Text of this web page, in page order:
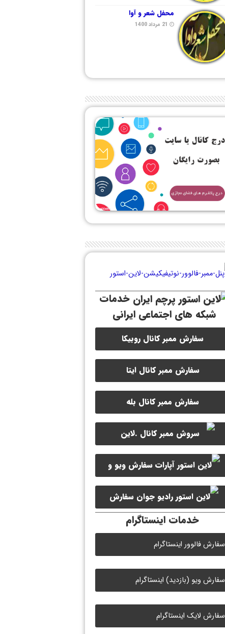
محفل شعر و آوا
21 مرداد 1400
خدمات
شبکه های اجتماعی ایرانی
سفارش ممبر کانال روبیکا
سفارش ممبر کانال ایتا
سفارش ممبر کانال بله
سفارش ممبر کانال سروش
سفارش ویو و
لایک ویدیو آپارات
سفارش
لایک رادیو جوان
خدمات اینستاگرام
سفارش فالوور اینستاگرام
سفارش ویو (بازدید) اینستاگرام
سفارش لایک اینستاگرام